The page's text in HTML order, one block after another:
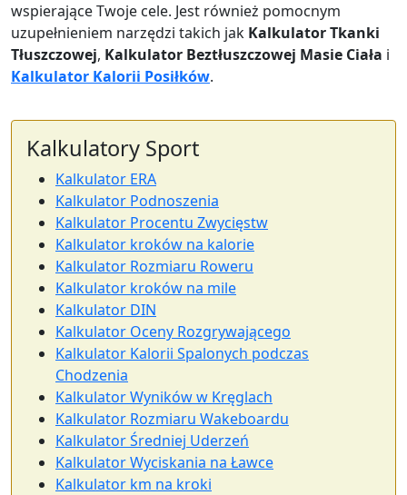
wspierające Twoje cele. Jest również pomocnym
uzupełnieniem narzędzi takich jak Kalkulator Tkanki
Tłuszczowej, Kalkulator Beztłuszczowej Masie Ciała i
Kalkulator Kalorii Posiłków.
Kalkulatory Sport
Kalkulator ERA
Kalkulator Podnoszenia
Kalkulator Procentu Zwycięstw
Kalkulator kroków na kalorie
Kalkulator Rozmiaru Roweru
Kalkulator kroków na mile
Kalkulator DIN
Kalkulator Oceny Rozgrywającego
Kalkulator Kalorii Spalonych podczas
Chodzenia
Kalkulator Wyników w Kręglach
Kalkulator Rozmiaru Wakeboardu
Kalkulator Średniej Uderzeń
Kalkulator Wyciskania na Ławce
Kalkulator km na kroki